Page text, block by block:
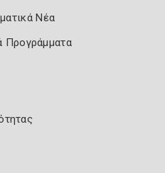
Νέα
Προγράμματα